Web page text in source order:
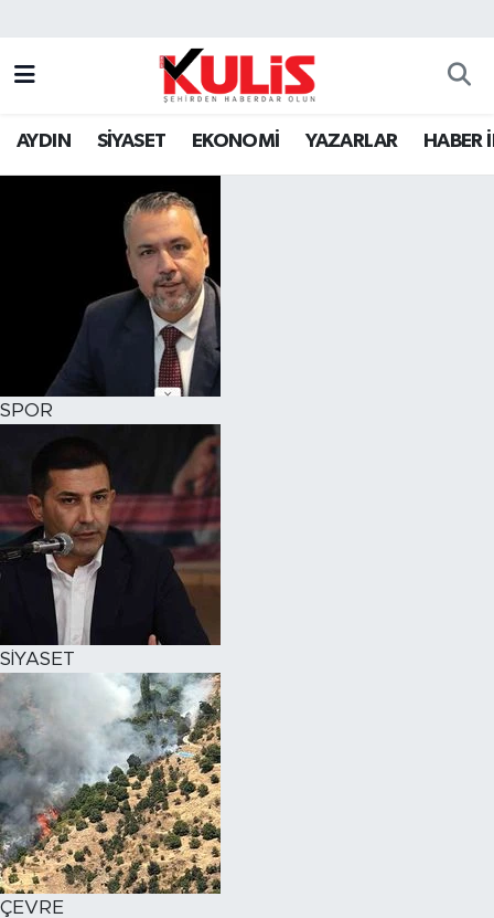
AYDIN SİYASET EKONOMİ YAZARLAR HABER
SPOR
SİYASET
ÇEVRE